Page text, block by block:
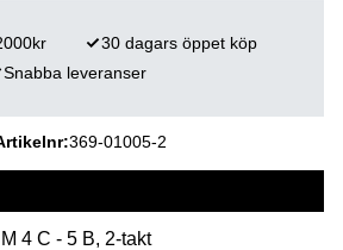
369-01005-2
30 dagars öppet köp
Snabba leveranser
4 C - 5 B, 2-takt